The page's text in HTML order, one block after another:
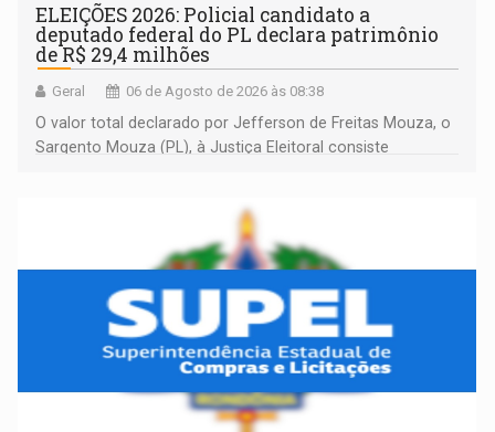
ELEIÇÕES 2026: Policial candidato a
deputado federal do PL declara patrimônio
de R$ 29,4 milhões
Geral 06 de Agosto de 2026 às 08:38
O valor total declarado por Jefferson de Freitas Mouza, o
Sargento Mouza (PL), à Justiça Eleitoral consiste